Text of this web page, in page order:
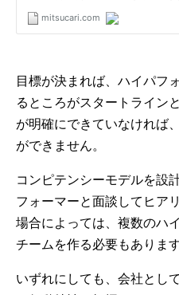
目標が決まれば、ハイパフ
るところがスタートライン
が明確にできていなければ
ができません。
コンピテンシーモデルを設
フォーマーと面談してヒア
場合によっては、複数のハ
チームを作る必要もあります
いずれにしても、会社とし